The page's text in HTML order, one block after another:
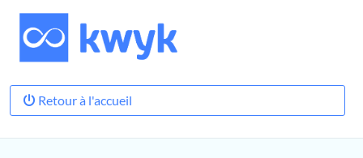
Retour à l'accueil